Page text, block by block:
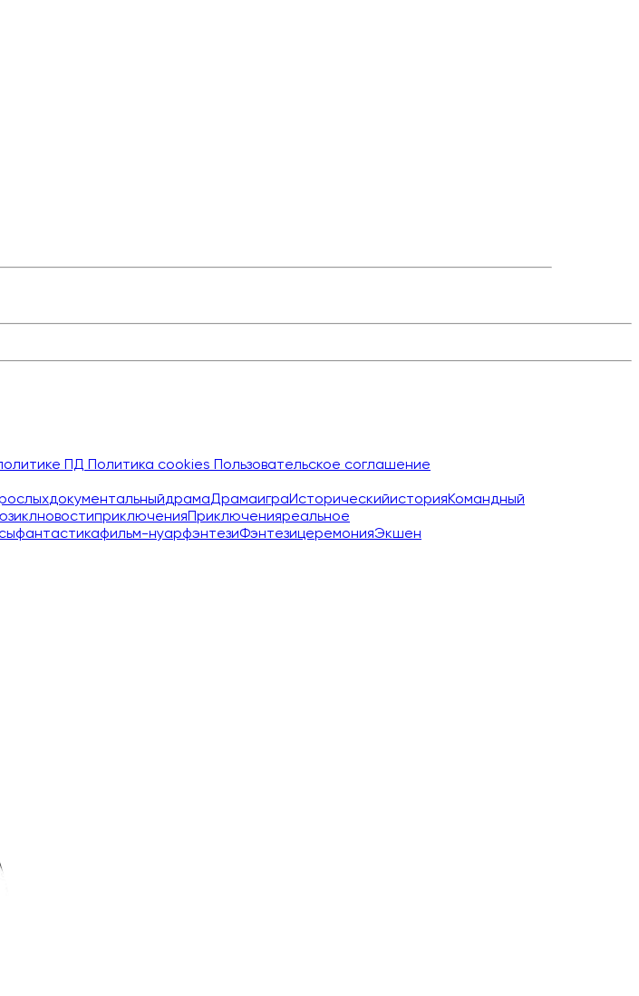
ПД Политика cookies Пользовательское соглашение
документальныйдрамаДрамаиграИсторическийисторияКомандный
новостиприключенияПриключенияреальное
фантастикафильм-нуарфэнтезиФэнтезицеремонияЭкшен